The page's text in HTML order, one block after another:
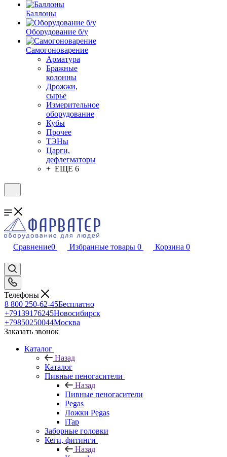
Баллоны
Оборудование б/у
Самогоноварение
Арматура
Бражные
колонны
Дрожжи,
сырье
Измерительное
оборудование
Кубы
Прочее
ТЭНы
Царги,
дефлегматоры
+ ЕЩЕ 6
Сравнение0 Избранные товары 0 Корзина 0
Телефоны
8 800 250-62-45Бесплатно
+79139176245Новосибирск
+79850250044Москва
Заказать звонок
Каталог
Назад
Каталог
Пивные пеногасители
Назад
Пивные пеногасители
Pegas
Ложки Pegas
iTap
Заборные головки
Кеги, фитинги
Назад